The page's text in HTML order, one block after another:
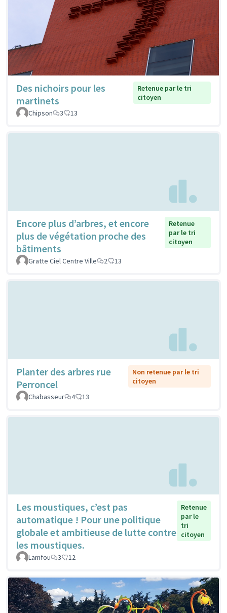
Des nichoirs pour les
martinets
Retenue par le tri
citoyen
Chipson
3 13
Encore plus d’arbres, et encore
plus de végétation proche des
bâtiments
Retenue
par le tri
citoyen
Gratte Ciel Centre Ville 2 13
Planter des arbres rue
Perroncel
Non retenue par le tri
citoyen
Chabasseur
4 13
Les moustiques, c’est pas
automatique ! Pour une politique
globale et ambitieuse de lutte contre
les moustiques.
Retenue
par le
tri
citoyen
Lamfou 3 12